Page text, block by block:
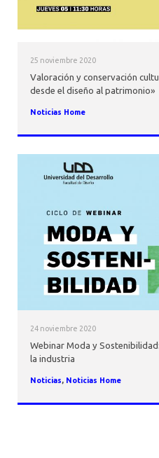
25 noviembre 2020
Valoración y conservación
desde el diseño al patrimonio»
Noticias Home
24 noviembre 2020
Webinar Moda y
la industria
Noticias, Noticias Home